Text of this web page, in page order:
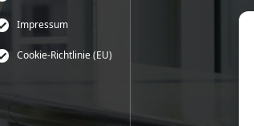
Impressum
Cookie-Richtlinie (EU)